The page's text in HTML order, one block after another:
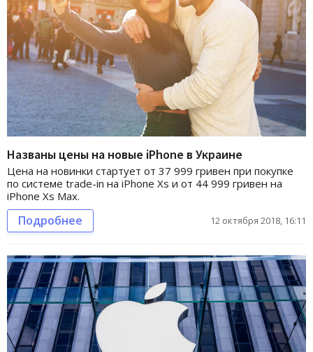
Названы цены на новые iPhone в Украине
Цена на новинки стартует от 37 999 гривен при покупке
по системе trade-in на iPhone Xs и от 44 999 гривен на
iPhone Xs Max.
Подробнее 12 октября 2018, 16:11